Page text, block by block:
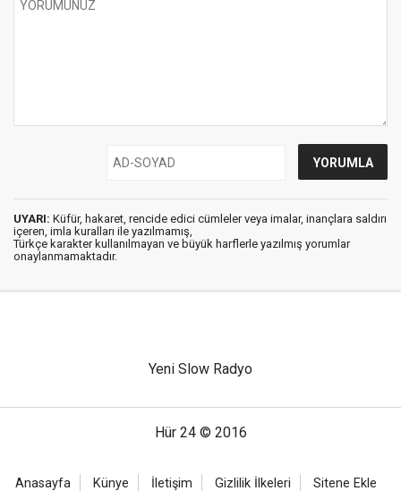
UYARI: Küfür, hakaret, rencide edici cümleler veya imalar, inançlara saldırı
içeren, imla kuralları ile yazılmamış,
Türkçe karakter kullanılmayan ve büyük harflerle yazılmış yorumlar
onaylanmamaktadır.
Yeni Slow Radyo
Hür 24 © 2016
Anasayfa Künye İletişim Gizlilik İlkeleri Sitene Ekle